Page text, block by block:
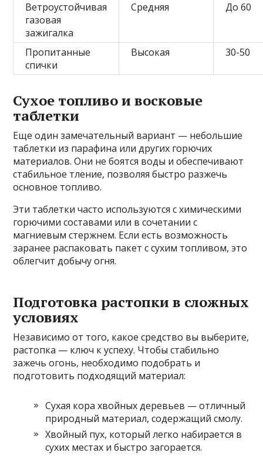
Ветроустойчивая
газовая
зажигалка
Средняя До 60
Пропитанные
спички
Высокая 30-50
Сухое топливо и восковые
таблетки
Еще один замечательный вариант — небольшие
таблетки из парафина или других горючих
материалов. Они не боятся воды и обеспечивают
стабильное тление, позволяя быстро разжечь
основное топливо.
Эти таблетки часто используются с химическими
горючими составами или в сочетании с
магниевым стержнем. Если есть возможность
заранее распаковать пакет с сухим топливом, это
облегчит добычу огня.
Подготовка растопки в сложных
условиях
Независимо от того, какое средство вы выберите,
растопка — ключ к успеху. Чтобы стабильно
зажечь огонь, необходимо подобрать и
подготовить подходящий материал:
Сухая кора хвойных деревьев — отличный
природный материал, содержащий смолу.
Хвойный пух, который легко набирается в
сухих местах и быстро загорается.